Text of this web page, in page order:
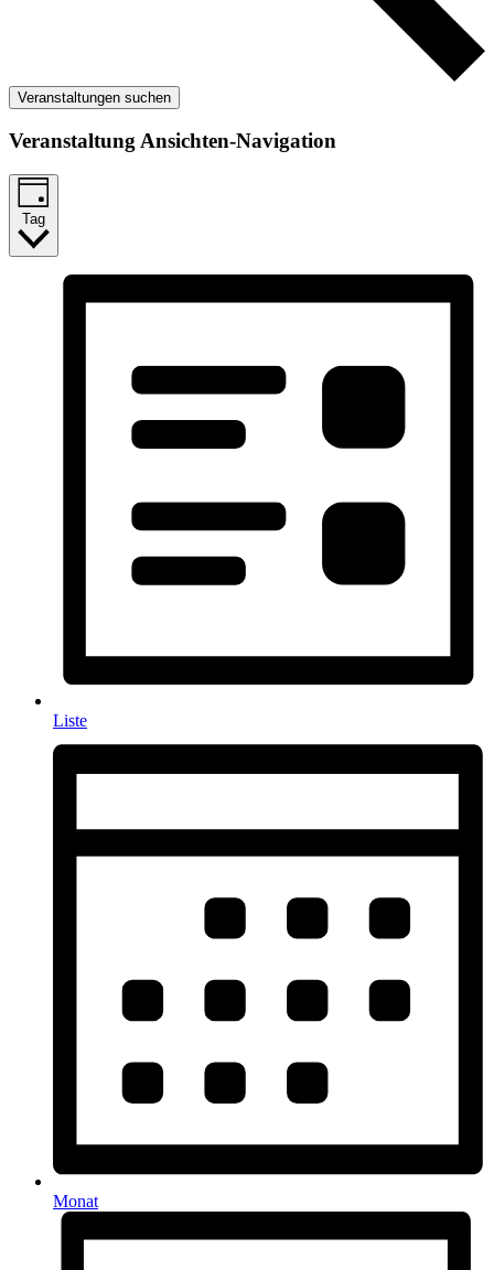
Veranstaltungen suchen
Veranstaltung Ansichten-Navigation
Tag
Liste
Monat